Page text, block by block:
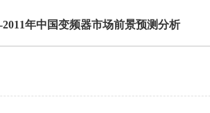
2011年中国变频器市场前景预测分析